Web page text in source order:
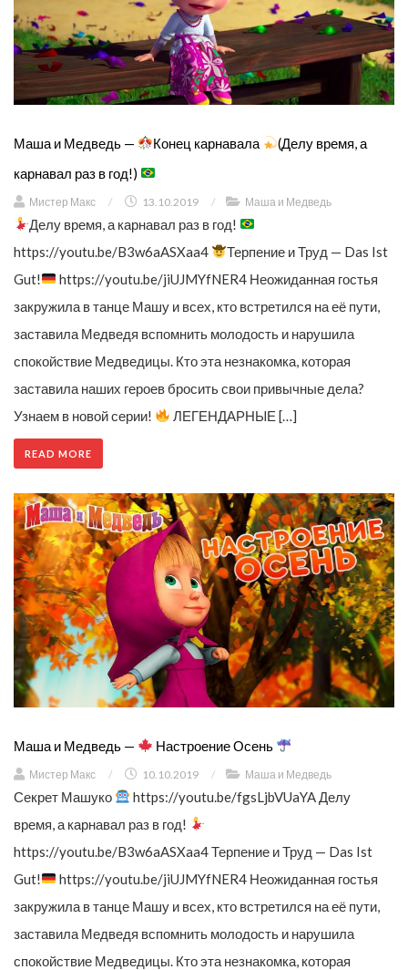
Маша и Медведь — Конец карнавала
(Делу время, а
карнавал раз в год!)
Мистер Макс / 13.10.2019 / Маша и Медведь
Делу время, а карнавал раз в год!
https://youtu.be/B3w6aASXaa4
Терпение и Труд — Das Ist
Gut!
https://youtu.be/jiUJMYfNER4 Неожиданная гостья
закружила в танце Машу и всех, кто встретился на её пути,
заставила Медведя вспомнить молодость и нарушила
спокойствие Медведицы. Кто эта незнакомка, которая
заставила наших героев бросить свои привычные дела?
Узнаем в новой серии!
ЛЕГЕНДАРНЫЕ […]
READ MORE
Маша и Медведь — Настроение Осень
Мистер Макс / 10.10.2019 / Маша и Медведь
Секрет Машуко
https://youtu.be/fgsLjbVUaYA Делу
время, а карнавал раз в год!
https://youtu.be/B3w6aASXaa4 Терпение и Труд — Das Ist
Gut!
https://youtu.be/jiUJMYfNER4 Неожиданная гостья
закружила в танце Машу и всех, кто встретился на её пути,
заставила Медведя вспомнить молодость и нарушила
спокойствие Медведицы. Кто эта незнакомка, которая